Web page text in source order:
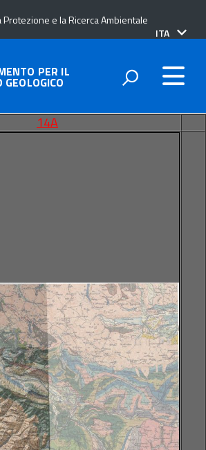
e la Ricerca Ambientale
lingua
ITA
PER IL
GEOLOGICO
14A